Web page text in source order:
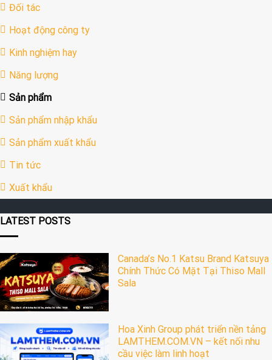
Đối tác
Hoạt động công ty
Kinh nghiệm hay
Năng lượng
Sản phẩm
Sản phẩm nhập khẩu
Sản phẩm xuất khẩu
Tin tức
Xuất khẩu
LATEST POSTS
Canada’s No.1 Katsu Brand Katsuya
Chính Thức Có Mặt Tại Thiso Mall
Sala
Hoa Xinh Group phát triển nền tảng
LAMTHEM.COM.VN – kết nối nhu
cầu việc làm linh hoạt